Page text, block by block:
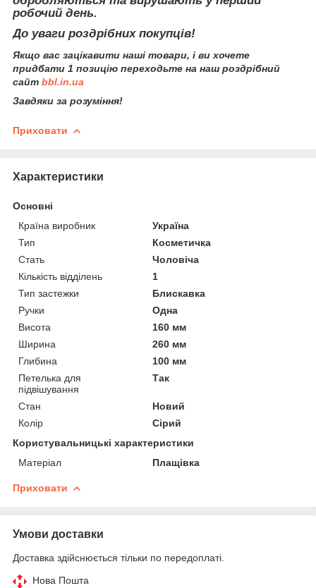
робочий день.
До уваги роздрібних покупців!
Якщо вас зацікавити наші товари, і ви хочете
придбати 1 позицію переходьте на наш роздрібний
сайт bbl.in.ua
Завдяки за розуміння!
Приховати
Характеристики
Основні
Країна виробник
Україна
Тип
Косметичка
Стать
Чоловіча
Кількість відділень
1
Тип застежки
Блискавка
Ручки
Одна
Висота
160 мм
Ширина
260 мм
Глибина
100 мм
Петелька для
підвішування
Так
Стан
Новий
Колір
Сірий
Користувальницькі характеристики
Матеріал
Плащівка
Приховати
Умови доставки
Доставка здійснюється тільки по передоплаті.
Нова Пошта